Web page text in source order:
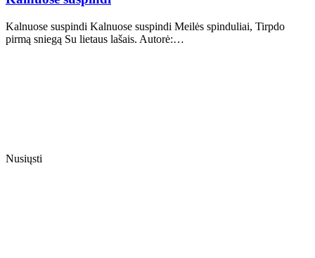
Kalnuose suspindi Kalnuose suspindi Meilės spinduliai, Tirpdo
pirmą sniegą Su lietaus lašais. Autorė:…
Nusiųsti